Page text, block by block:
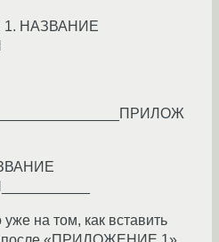
НАЗВАНИЕ
на том, как вставить